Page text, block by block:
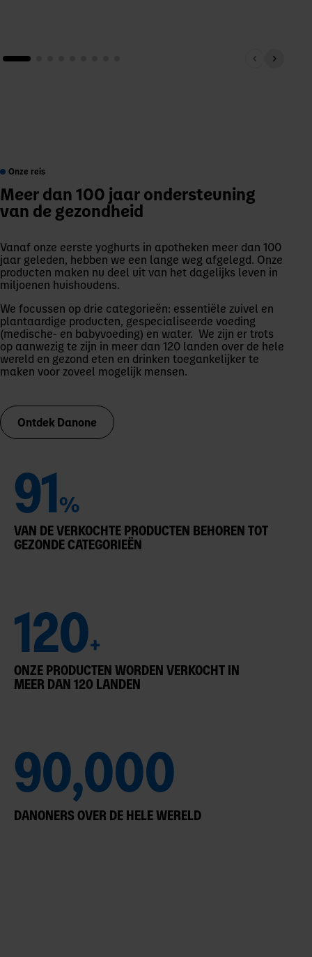
Onze reis
Meer dan 100 jaar ondersteuning
van de gezondheid
Vanaf onze eerste yoghurts in apotheken meer dan 100
jaar geleden, hebben we een lange weg afgelegd. Onze
producten maken nu deel uit van het dagelijks leven in
miljoenen huishoudens.
We focussen op drie categorieën: essentiële zuivel en
plantaardige producten, gespecialiseerde voeding
(medische- en babyvoeding) en water. We zijn er trots
op aanwezig te zijn in meer dan 120 landen over de hele
wereld en gezond eten en drinken toegankelijker te
maken voor zoveel mogelijk mensen.
Ontdek Danone
91%
VAN DE VERKOCHTE PRODUCTEN BEHOREN TOT
GEZONDE CATEGORIEËN
120+
ONZE PRODUCTEN WORDEN VERKOCHT IN
MEER DAN 120 LANDEN
90,000
DANONERS OVER DE HELE WERELD